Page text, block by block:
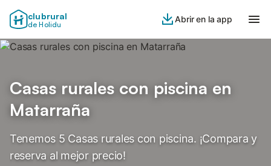
clubrural
de Holidu
Abrir en la app
Casas rurales con piscina en
Matarraña
Tenemos 5 Casas rurales con piscina. ¡Compara y
reserva al mejor precio!